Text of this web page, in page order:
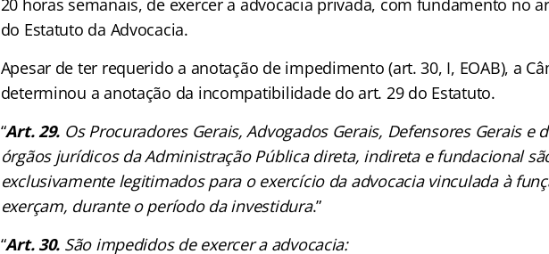
20 horas semanais, de exercer a advocacia privada, com fundamento no
do Estatuto da Advocacia.
Apesar de ter requerido a anotação de impedimento (art. 30, I, EOAB), a
determinou a anotação da incompatibilidade do art. 29 do Estatuto.
“Art. 29. Os Procuradores Gerais, Advogados Gerais, Defensores Gerais e
órgãos jurídicos da Administração Pública direta, indireta e fundacional
exclusivamente legitimados para o exercício da advocacia vinculada à
exerçam, durante o período da investidura.”
“Art. 30. São impedidos de exercer a advocacia: